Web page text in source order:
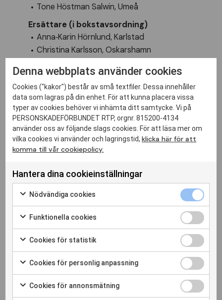
Tone Höstman Salwin, Umeå
Ersättare (i bokstavsordning)
Anna‐Karin Hörnlund, Karlstad
Christina Karlsson, Oskarshamn
Kontakta oss!
Fyll i formuläret eller ring förbundskansliet på 08-
629 27 80.
Förnamn
Efternamn
Telefon
Denna webbplats använder cookies
Cookies ("kakor") består av små textfiler. Dessa innehåller
data som lagras på din enhet. För att kunna placera vissa
typer av cookies behöver vi inhämta ditt samtycke. Vi på
PERSONSKADEFÖRBUNDET RTP, orgnr. 815200-4134
använder oss av följande slags cookies. För att läsa mer om
vilka cookies vi använder och lagringstid,klicka här för att
komma till vår cookiepolicy.
Hantera dina cookieinställningar
Nödvändiga cookies
Funktionella cookies
Cookies för statistik
Cookies för personlig anpassning
Cookies för annonsmätning